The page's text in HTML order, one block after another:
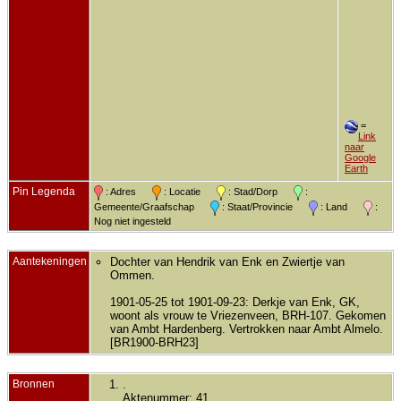
=
Link
naar
Google
Earth
Pin Legenda : Adres : Locatie : Stad/Dorp
:
Gemeente/Graafschap
: Staat/Provincie : Land
:
Nog niet ingesteld
Aantekeningen
Dochter van Hendrik van Enk en Zwiertje van
Ommen.
1901-05-25 tot 1901-09-23: Derkje van Enk, GK,
woont als vrouw te Vriezenveen, BRH-107. Gekomen
van Ambt Hardenberg. Vertrokken naar Ambt Almelo.
[BR1900-BRH23]
Bronnen
Aktenummer: 41